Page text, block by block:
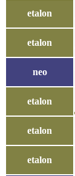
etalon
etalon
neo
etalon
etalon
etalon